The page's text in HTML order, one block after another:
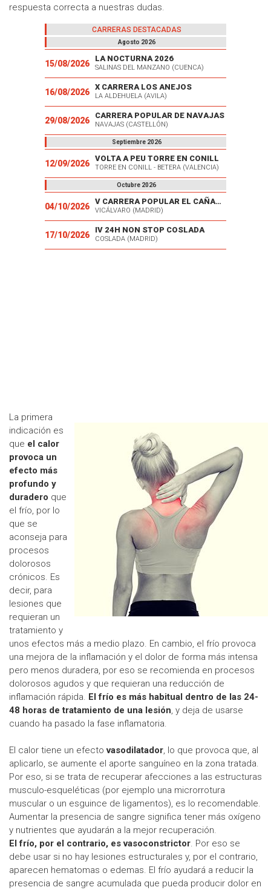
respuesta correcta a nuestras dudas.
CARRERAS DESTACADAS
Agosto 2026
15/08/2026
LA NOCTURNA 2026
SALINAS DEL MANZANO (CUENCA)
16/08/2026
X CARRERA LOS ANEJOS
LA ALDEHUELA (AVILA)
29/08/2026
CARRERA POPULAR DE NAVAJAS
NAVAJAS (CASTELLÓN)
Septiembre 2026
12/09/2026
VOLTA A PEU TORRE EN CONILL
TORRE EN CONILL - BETERA (VALENCIA)
Octubre 2026
04/10/2026
V CARRERA POPULAR EL CAÑAVERAL
VICÁLVARO (MADRID)
17/10/2026
IV 24H NON STOP COSLADA
COSLADA (MADRID)
La primera
indicación es
que el calor
provoca un
efecto más
profundo y
duradero que
el frío, por lo
que se
aconseja para
procesos
dolorosos
crónicos. Es
decir, para
lesiones que
requieran un
tratamiento y
unos efectos más a medio plazo. En cambio, el frío provoca
una mejora de la inflamación y el dolor de forma más intensa
pero menos duradera, por eso se recomienda en procesos
dolorosos agudos y que requieran una reducción de
inflamación rápida. El frío es más habitual dentro de las 24-
48 horas de tratamiento de una lesión, y deja de usarse
cuando ha pasado la fase inflamatoria.
El calor tiene un efectovasodilatador, lo que provoca que, al
aplicarlo, se aumente el aporte sanguíneo en la zona tratada.
Por eso, si se trata de recuperar afecciones a las estructuras
musculo-esqueléticas (por ejemplo una microrrotura
muscular o un esguince de ligamentos), es lo recomendable.
Aumentar la presencia de sangre significa tener más oxígeno
y nutrientes que ayudarán a la mejor recuperación.
El frío, por el contrario, es vasoconstrictor. Por eso se
debe usar si no hay lesiones estructurales y, por el contrario,
aparecen hematomas o edemas. El frío ayudará a reducir la
presencia de sangre acumulada que pueda producir dolor en